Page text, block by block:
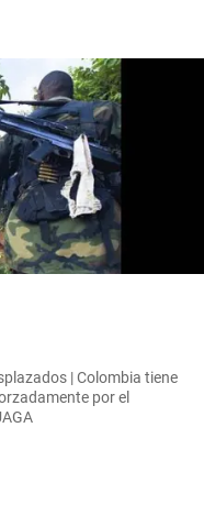
| Colombia tiene
por el